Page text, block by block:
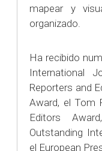
mapear y
organizado.
Ha recibido
International
Reporters and
Award, el Tom
Editors
Outstanding
el European